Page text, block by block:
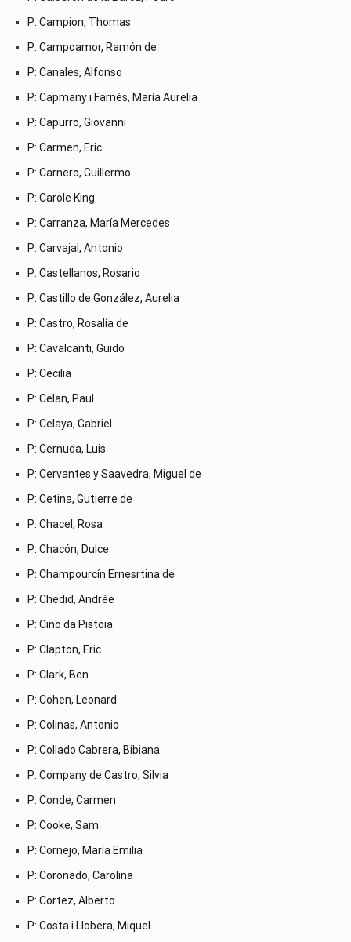
P: Campion, Thomas
P: Campoamor, Ramón de
P: Canales, Alfonso
P: Capmany i Farnés, María Aurelia
P: Capurro, Giovanni
P: Carmen, Eric
P: Carnero, Guillermo
P: Carole King
P: Carranza, María Mercedes
P: Carvajal, Antonio
P: Castellanos, Rosario
P: Castillo de González, Aurelia
P: Castro, Rosalía de
P: Cavalcanti, Guido
P: Cecilia
P: Celan, Paul
P: Celaya, Gabriel
P: Cernuda, Luis
P: Cervantes y Saavedra, Miguel de
P: Cetina, Gutierre de
P: Chacel, Rosa
P: Chacón, Dulce
P: Champourcín Ernesrtina de
P: Chedid, Andrée
P: Cino da Pistoia
P: Clapton, Eric
P: Clark, Ben
P: Cohen, Leonard
P: Colinas, Antonio
P: Collado Cabrera, Bibiana
P: Company de Castro, Silvia
P: Conde, Carmen
P: Cooke, Sam
P: Cornejo, María Emilia
P: Coronado, Carolina
P: Cortez, Alberto
P: Costa i Llobera, Miquel